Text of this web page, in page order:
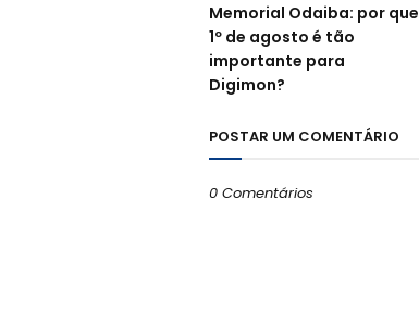
Memorial Odaiba: por que
1º de agosto é tão
importante para
Digimon?
POSTAR UM COMENTÁRIO
0 Comentários